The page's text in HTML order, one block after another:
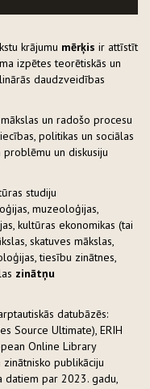
krājumu mērķis ir attīstīt
izpētes teorētiskās un
daudzveidības
un radošo procesu
politikas un sociālas
un diskusiju
studiju
muzeoloģijas,
kultūras ekonomikas (tai
skatuves mākslas,
tiesību zinātnes,
zinātņu
datubāzēs:
Source Ultimate), ERIH
Online Library
zinātnisko publikāciju
datiem par 2023. gadu,